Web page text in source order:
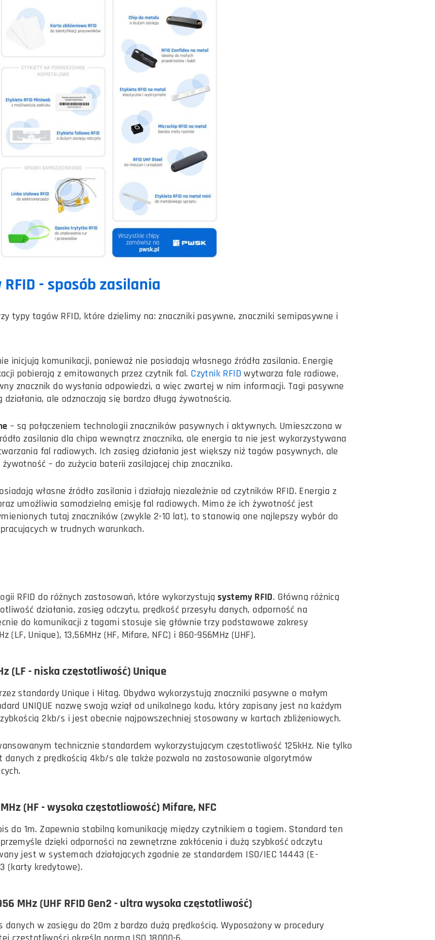
- sposób zasilania
typy tagów RFID, które dzielimy na: znaczniki pasywne, znaczniki semipasywne i
inicjują komunikacji, ponieważ nie posiadają własnego źródła zasilania. Energię
pobierają z emitowanych przez czytnik fal. Czytnik RFID wytwarza fale radiowe,
znacznik do wysłania odpowiedzi, a więc zwartej w nim informacji. Tagi pasywne
działania, ale odznaczają się bardzo długą żywotnością.
– są połączeniem technologii znaczników pasywnych i aktywnych. Umieszczona w
zasilania dla chipa wewnątrz znacznika, ale energia ta nie jest wykorzystywana
fal radiowych. Ich zasięg działania jest większy niż tagów pasywnych, ale
– do zużycia baterii zasilającej chip znacznika.
własne źródło zasilania i działają niezależnie od czytników RFID. Energia z
umożliwia samodzielną emisję fal radiowych. Mimo że ich żywotność jest
tutaj znaczników (zwykle 2-10 lat), to stanowią one najlepszy wybór do
w trudnych warunkach.
RFID do różnych zastosowań, które wykorzystują systemy RFID. Główną różnicą
działania, zasięg odczytu, prędkość przesyłu danych, odporność na
do komunikacji z tagami stosuje się głównie trzy podstawowe zakresy
(LF, Unique), 13,56MHz (HF, Mifare, NFC) i 860-956MHz (UHF).
(LF - niska częstotliwość) Unique
standardy Unique i Hitag. Obydwa wykorzystują znaczniki pasywne o małym
UNIQUE nazwę swoją wziął od unikalnego kodu, który zapisany jest na każdym
2kb/s i jest obecnie najpowszechniej stosowany w kartach zbliżeniowych.
technicznie standardem wykorzystującym częstotliwość 125kHz. Nie tylko
danych z prędkością 4kb/s ale także pozwala na zastosowanie algorytmów
(HF - wysoka częstotliowość) Mifare, NFC
do 1m. Zapewnia stabilną komunikację między czytnikiem a tagiem. Standard ten
dzięki odporności na zewnętrzne zakłócenia i dużą szybkość odczytu
jest w systemach działających zgodnie ze standardem ISO/IEC 14443 (E-
(karty kredytowe).
MHz (UHF RFID Gen2 - ultra wysoka częstotliwość)
danych w zasięgu do 20m z bardzo dużą prędkością. Wyposażony w procedury